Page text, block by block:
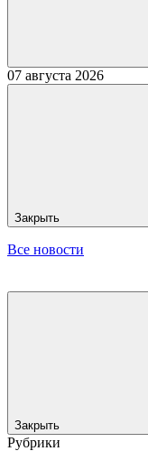
07 августа 2026
Закрыть
Все новости
Закрыть
Рубрики